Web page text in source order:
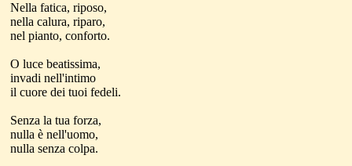
Nella fatica, riposo,
nella calura, riparo,
nel pianto, conforto.
O luce beatissima,
invadi nell'intimo
il cuore dei tuoi fedeli.
Senza la tua forza,
nulla è nell'uomo,
nulla senza colpa.